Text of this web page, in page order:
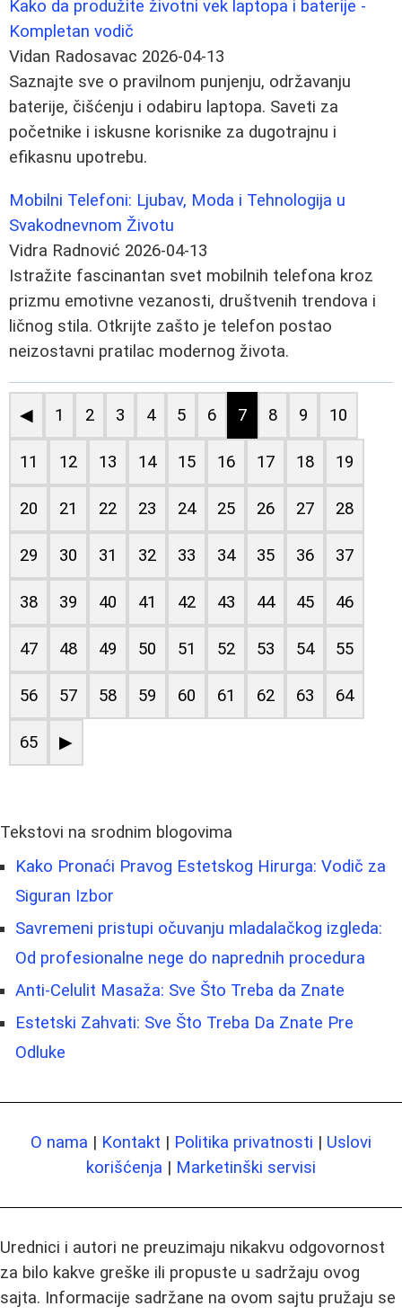
Kako da produžite životni vek laptopa i baterije -
Kompletan vodič
Vidan Radosavac 2026-04-13
Saznajte sve o pravilnom punjenju, održavanju
baterije, čišćenju i odabiru laptopa. Saveti za
početnike i iskusne korisnike za dugotrajnu i
efikasnu upotrebu.
Mobilni Telefoni: Ljubav, Moda i Tehnologija u
Svakodnevnom Životu
Vidra Radnović 2026-04-13
Istražite fascinantan svet mobilnih telefona kroz
prizmu emotivne vezanosti, društvenih trendova i
ličnog stila. Otkrijte zašto je telefon postao
neizostavni pratilac modernog života.
◀ 1 2 3 4 5 6 7 8 9 10
11 12 13 14 15 16 17 18 19
20 21 22 23 24 25 26 27 28
29 30 31 32 33 34 35 36 37
38 39 40 41 42 43 44 45 46
47 48 49 50 51 52 53 54 55
56 57 58 59 60 61 62 63 64
65 ▶
Tekstovi na srodnim blogovima
Kako Pronaći Pravog Estetskog Hirurga: Vodič za
Siguran Izbor
Savremeni pristupi očuvanju mladalačkog izgleda:
Od profesionalne nege do naprednih procedura
Anti-Celulit Masaža: Sve Što Treba da Znate
Estetski Zahvati: Sve Što Treba Da Znate Pre
Odluke
O nama | Kontakt | Politika privatnosti | Uslovi
korišćenja | Marketinški servisi
Urednici i autori ne preuzimaju nikakvu odgovornost
za bilo kakve greške ili propuste u sadržaju ovog
sajta. Informacije sadržane na ovom sajtu pružaju se